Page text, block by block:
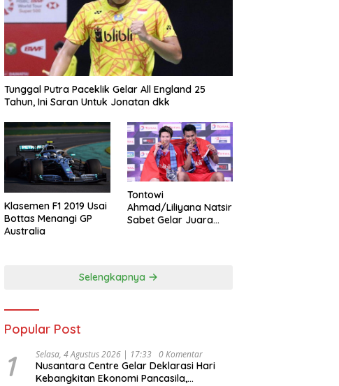
Tunggal Putra Paceklik Gelar All England 25
Tahun, Ini Saran Untuk Jonatan dkk
Klasemen F1 2019 Usai
Bottas Menangi GP
Australia
Tontowi
Ahmad/Liliyana Natsir
Sabet Gelar Juara
Selengkapnya
Popular Post
1 Selasa, 4 Agustus 2026 | 17:33 0 Komentar
Nusantara Centre Gelar Deklarasi Hari
Kebangkitan Ekonomi Pancasila,